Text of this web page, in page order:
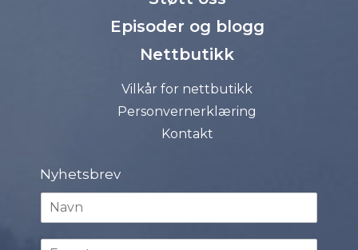
Episoder og blogg
Nettbutikk
Vilkår for nettbutikk
Personvernerklæring
Kontakt
Nyhetsbrev